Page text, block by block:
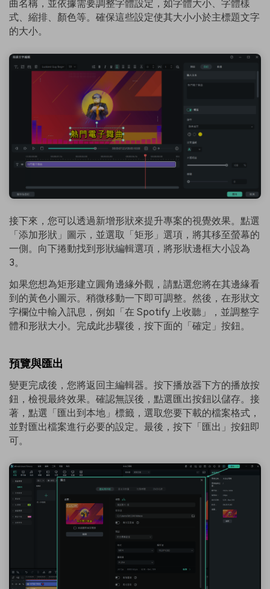
曲名稱，並依據需要調整字體設定，如字體大小、字體樣
式、縮排、顏色等。確保這些設定使其大小小於主標題文字
的大小。
接下來，您可以透過新增形狀來提升專案的視覺效果。點選
「添加形狀」圖示，並選取「矩形」選項，將其移至螢幕的
一側。向下捲動找到形狀編輯選項，將形狀邊框大小設為
3。
如果您想為矩形建立圓角邊緣外觀，請點選您將在其邊緣看
到的黃色小圖示。稍微移動一下即可調整。然後，在形狀文
字欄位中輸入訊息，例如「在 Spotify 上收聽」，並調整字
體和形狀大小。完成此步驟後，按下面的「確定」按鈕。
預覽與匯出
變更完成後，您將返回主編輯器。按下播放器下方的播放按
鈕，檢視最終效果。確認無誤後，點選匯出按鈕以儲存。接
著，點選「匯出到本地」標籤，選取您要下載的檔案格式，
並對匯出檔案進行必要的設定。最後，按下「匯出」按鈕即
可。